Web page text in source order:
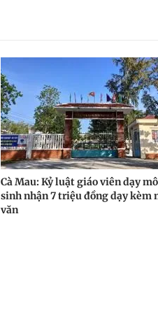
Cà Mau: Kỷ luật giáo viên dạy
sinh nhận 7 triệu đồng dạy kèm
văn